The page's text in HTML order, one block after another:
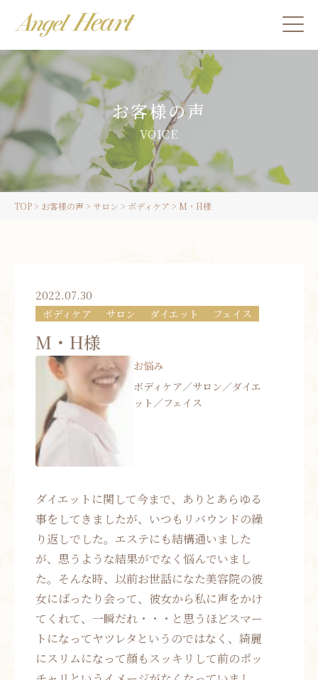
施術をご希望の方
カウンセリングをご希望の方へ
スクール受講生の方へ
お客様の声
VOICE
TOP> お客様の声> サロン > ボディケア > M・H様
2022.07.30
ボディケア サロン ダイエット フェイス
M・H様
お悩み
ボディケア／サロン／ダイエ
ット／フェイス
ダイエットに関して今まで、ありとあらゆる
事をしてきましたが、いつもリバウンドの繰
り返しでした。エステにも結構通いました
が、思うような結果がでなく悩んでいまし
た。そんな時、以前お世話になた美容院の彼
女にばったり会って、彼女から私に声をかけ
てくれて、一瞬だれ・・・と思うほどスマー
トになってヤツレタというのではなく、綺麗
にスリムになって顔もスッキリして前のポッ